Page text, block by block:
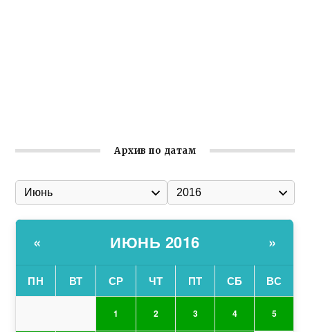
Архив по датам
« ИЮНЬ 2016 »
ПН ВТ СР ЧТ ПТ СБ ВС
1 2 3 4 5